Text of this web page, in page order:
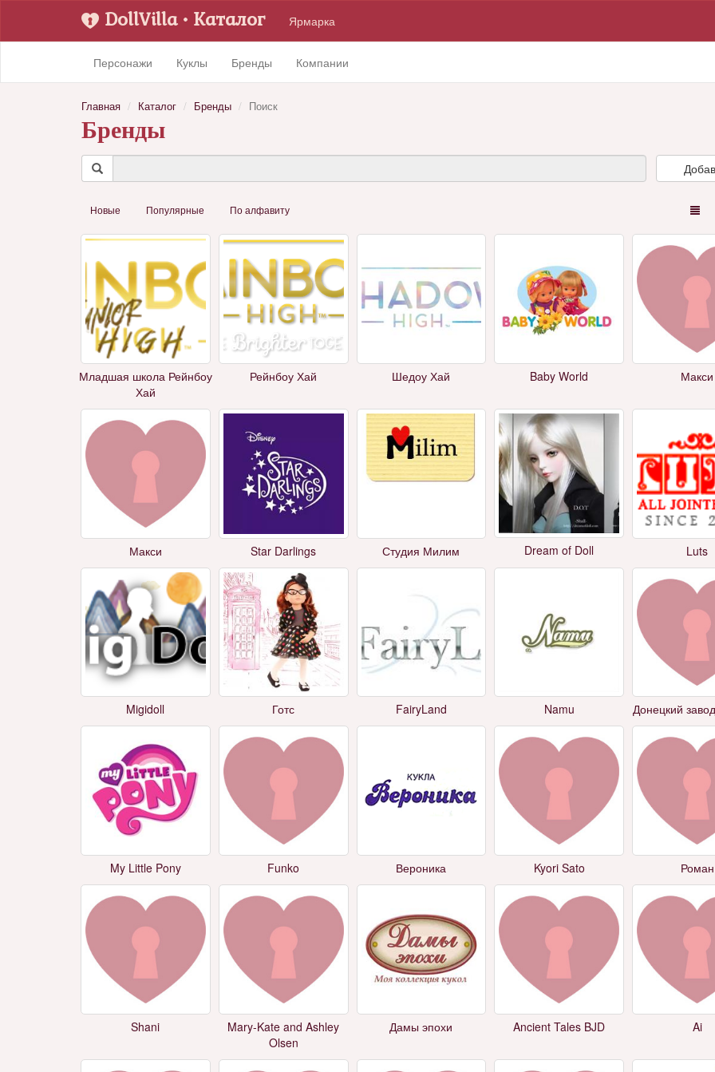
DollVilla• Каталог Ярмарка
Персонажи Куклы Бренды Компании
Главная Каталог Бренды Поиск
Бренды
Новые Популярные По алфавиту
Младшая школа Рейнбоу
Хай
Рейнбоу Хай Шедоу Хай Baby World Макси
Макси Star Darlings Студия Милим Dream of Doll Luts
Migidoll Готс FairyLand Namu Донецкий
My Little Pony Funko Вероника Kyori Sato Роман
Shani
Mary-Kate and Ashley
Olsen
Дамы эпохи Ancient Tales BJD Ai